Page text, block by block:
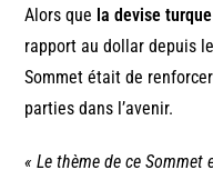
Alors que la devise
rapport au dollar depuis
Sommet était de
parties dans l’avenir.
« Le thème de ce